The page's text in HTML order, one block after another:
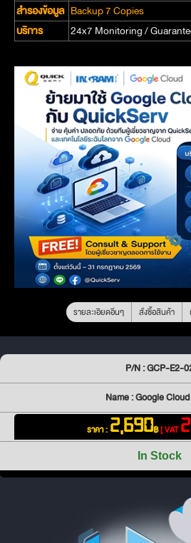
สำรองข้อมูล Backup 7 Copies
บริการ
24x7 Monitoring /
รายละเอียดอื่นๆ สั่งซื้อสินค้า
P/N : GCP-E2-
Name : Google
ราคา : 2,690฿[ VAT
In Stock